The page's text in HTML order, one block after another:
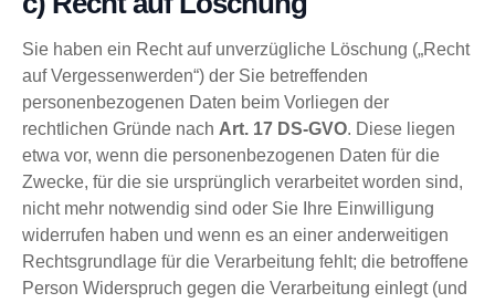
Sie haben ein Recht auf unverzügliche Löschung („Recht
auf Vergessenwerden“) der Sie betreffenden
personenbezogenen Daten beim Vorliegen der
rechtlichen Gründe nach Art. 17 DS-GVO. Diese liegen
etwa vor, wenn die personenbezogenen Daten für die
Zwecke, für die sie ursprünglich verarbeitet worden sind,
nicht mehr notwendig sind oder Sie Ihre Einwilligung
widerrufen haben und wenn es an einer anderweitigen
Rechtsgrundlage für die Verarbeitung fehlt; die betroffene
Person Widerspruch gegen die Verarbeitung einlegt (und